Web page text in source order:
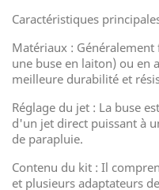
Caractéristiques
Matériaux :
une buse en laiton) ou
meilleure durabilité et
Réglage du jet : La buse
d'un jet direct puissant à
de parapluie.
Contenu du kit : Il
et plusieurs adaptateurs